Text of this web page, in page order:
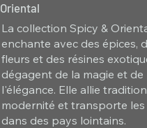
Oriental
La collection Spicy &
enchante avec des épices,
fleurs et des résines
dégagent de la magie et de
l'élégance. Elle allie
modernité et transporte les
dans des pays lointains.